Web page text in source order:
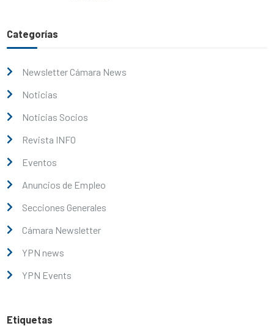
Categorías
Newsletter Cámara News
Noticias
Noticias Socios
Revista INFO
Eventos
Anuncios de Empleo
Secciones Generales
Cámara Newsletter
YPN news
YPN Events
Etiquetas